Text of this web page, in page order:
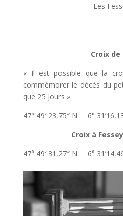
Les
Croix de
« Il est possible que la
commémorer le décès du
que 25 jours »
47° 49′ 23,75″ N 6°
Croix à
47° 49′ 31,27″ N 6°